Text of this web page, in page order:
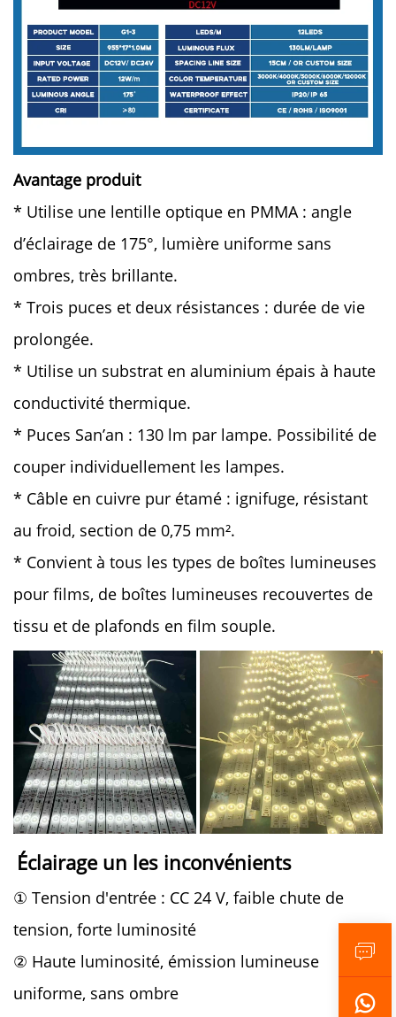
Avantage produit
* Utilise une lentille optique en PMMA : angle
d’éclairage de 175°, lumière uniforme sans
ombres, très brillante.
* Trois puces et deux résistances : durée de vie
prolongée.
* Utilise un substrat en aluminium épais à haute
conductivité thermique.
* Puces San’an : 130 lm par lampe. Possibilité de
couper individuellement les lampes.
* Câble en cuivre pur étamé : ignifuge, résistant
au froid, section de 0,75 mm².
* Convient à tous les types de boîtes lumineuses
pour films, de boîtes lumineuses recouvertes de
tissu et de plafonds en film souple.
Éclairage un les inconvénients
① Tension d'entrée : CC 24 V, faible chute de
tension, forte luminosité
② Haute luminosité, émission lumineuse
uniforme, sans ombre